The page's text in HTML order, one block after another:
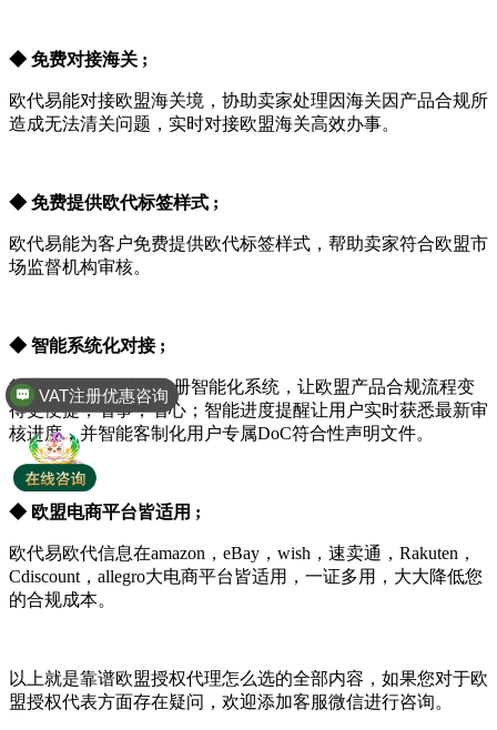
◆ 免费对接海关 ;
欧代易能对接欧盟海关境，协助卖家处理因海关因产品合规所
造成无法清关问题，实时对接欧盟海关高效办事。
◆ 免费提供欧代标签样式 ;
欧代易能为客户免费提供欧代标签样式，帮助卖家符合欧盟市
场监督机构审核。
◆ 智能系统化对接 ;
行业首创欧代/英代注册智能化系统，让欧盟产品合规流程变
得更便捷，省事，省心；智能进度提醒让用户实时获悉最新审
核进度，并智能客制化用户专属DoC符合性声明文件。
◆ 欧盟电商平台皆适用 ;
欧代易欧代信息在amazon，eBay，wish，速卖通，Rakuten，
Cdiscount，allegro大电商平台皆适用，一证多用，大大降低您
的合规成本。
以上就是靠谱欧盟授权代理怎么选的全部内容，如果您对于欧
盟授权代表方面存在疑问，欢迎添加客服微信进行咨询。
VAT注册优惠咨询